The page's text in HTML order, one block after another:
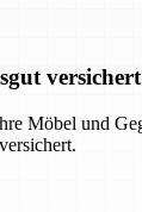
Möbel und